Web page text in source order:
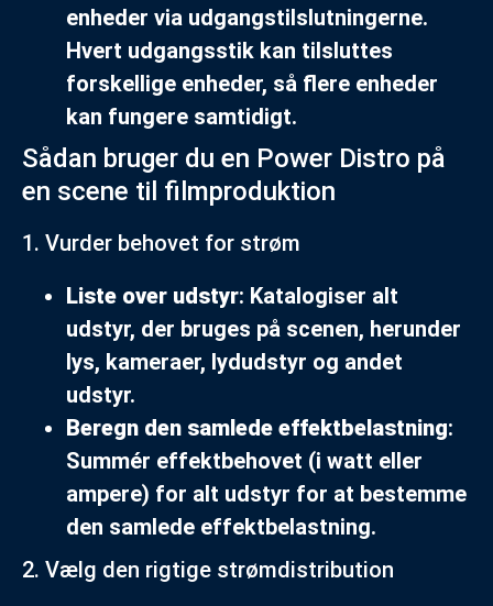
enheder via udgangstilslutningerne.
Hvert udgangsstik kan tilsluttes
forskellige enheder, så flere enheder
kan fungere samtidigt.
Sådan bruger du en Power Distro på
en scene til filmproduktion
1. Vurder behovet for strøm
Liste over udstyr: Katalogiser alt
udstyr, der bruges på scenen, herunder
lys, kameraer, lydudstyr og andet
udstyr.
Beregn den samlede effektbelastning:
Summér effektbehovet (i watt eller
ampere) for alt udstyr for at bestemme
den samlede effektbelastning.
2. Vælg den rigtige strømdistribution